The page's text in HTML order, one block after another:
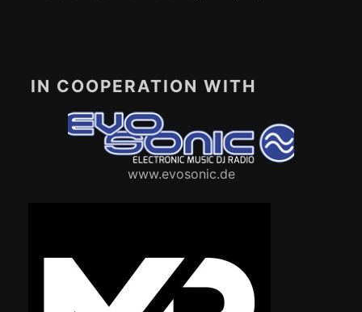
IN COOPERATION WITH
www.evosonic.de